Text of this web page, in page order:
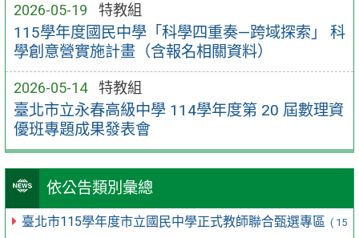
2026-05-19 特教組
115學年度國民中學「科學四重奏—跨域探索」 科
學創意營實施計畫（含報名相關資料）
2026-05-14 特教組
臺北市立永春高級中學 114學年度第 20 屆數理資
優班專題成果發表會
依公告類別彙總
臺北市115學年度市立國民中學正式教師聯合甄選專區 ( 15